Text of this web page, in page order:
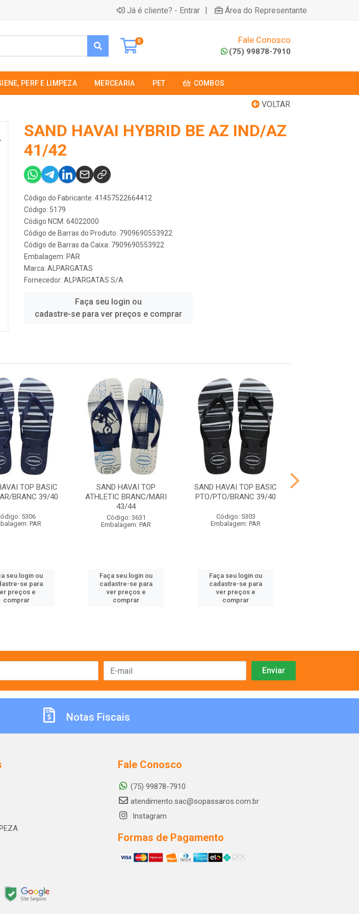
Já é cliente? - Entrar | Área do Representante
0 Fale Conosco
(75) 99878-7910
PERF E LIMPEZA MERCEARIA PET COMBOS
VOLTAR
SAND HAVAI HYBRID BE AZ IND/AZ
41/42
Código do Fabricante: 41457522664412
Código: 5179
Código NCM: 64022000
Código de Barras do Produto: 7909690553922
Código de Barras da Caixa: 7909690553922
Embalagem: PAR
Marca: ALPARGATAS
Fornecedor: ALPARGATAS S/A
Faça seu login ou
cadastre-se para ver preços e comprar
TOP BASIC
BRANC 39/40
5306
PAR
seu login ou
se para
preços e
comprar
SAND HAVAI TOP
ATHLETIC BRANC/MARI
43/44
Código: 3631
Embalagem: PAR
Faça seu login ou
cadastre-se para
ver preços e
comprar
SAND HAVAI TOP BASIC
PTO/PTO/BRANC 39/40
Código: 5303
Embalagem: PAR
Faça seu login ou
cadastre-se para
ver preços e
comprar
Notas Fiscais
Fale Conosco
(75) 99878-7910
atendimento.sac@sopassaros.com.br
Instagram
Formas de Pagamento